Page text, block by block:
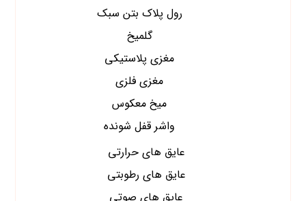
رول پلاک بتن سبک
گلمیخ
مغزی پلاستیکی
مغزی فلزی
میخ معکوس
واشر قفل شونده
عایق های حرارتی
عایق های رطوبتی
عایق های صوتی